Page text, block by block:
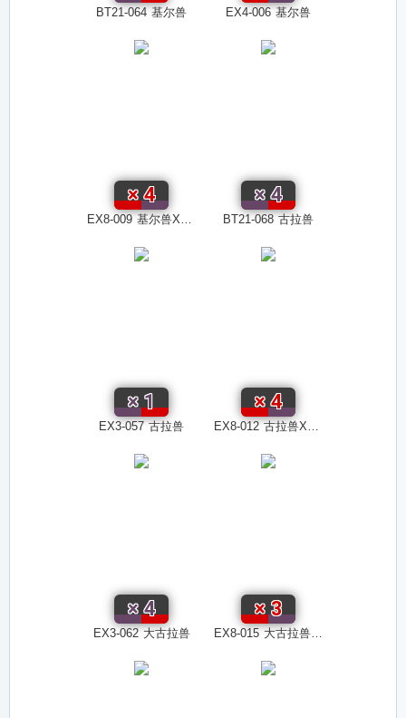
BT21-064 基尔兽 EX4-006 基尔兽
EX8-009 基尔兽X抗体
×4
BT21-068 古拉兽
×4
EX3-057 古拉兽
×1
EX8-012 古拉兽X抗体
×4
EX3-062 大古拉兽
×4
EX8-015 大古拉兽X抗体
×3